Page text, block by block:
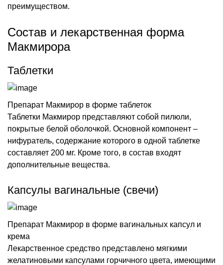
преимуществом.
Состав и лекарственная форма
Макмирора
Таблетки
Препарат Макмирор в форме таблеток
Таблетки Макмирор представляют собой пилюли,
покрытые белой оболочкой. Основной компонент –
нифуратель, содержание которого в одной таблетке
составляет 200 мг. Кроме того, в состав входят
дополнительные вещества.
Капсулы вагинальные (свечи)
Препарат Макмирор в форме вагинальных капсул и
крема
Лекарственное средство представлено мягкими
желатиновыми капсулами горчичного цвета, имеющими